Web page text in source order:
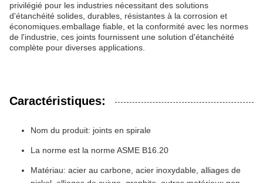
privilégié pour les industries nécessitant des solutions
d'étanchéité solides, durables, résistantes à la corrosion et
économiques.emballage fiable, et la conformité avec les normes
de l'industrie, ces joints fournissent une solution d'étanchéité
complète pour diverses applications.
Caractéristiques:
Nom du produit: joints en spirale
La norme est la norme ASME B16.20
Matériau: acier au carbone, acier inoxydable, alliages de